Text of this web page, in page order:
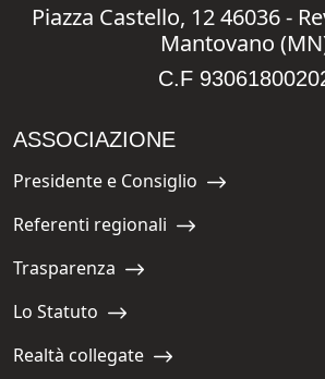
Piazza Castello, 12 46036 -
Mantovano
C.F
ASSOCIAZIONE
Navigate to:
Presidente e Consiglio
Navigate to:
Referenti regionali
Navigate to:
Trasparenza
Navigate to:
Lo Statuto
Navigate to:
Realtà collegate